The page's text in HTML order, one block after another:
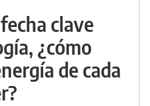
clave
¿cómo
de cada